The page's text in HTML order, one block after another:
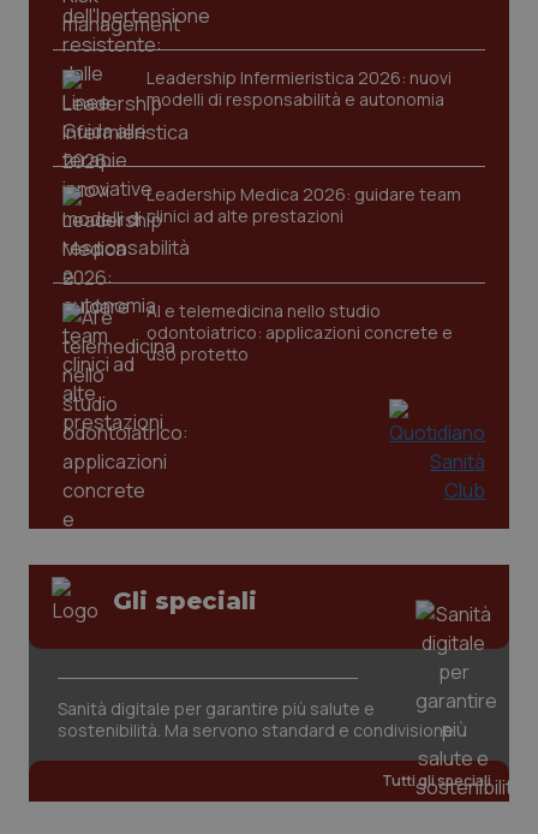
Leadership Infermieristica 2026: nuovi
modelli di responsabilità e autonomia
Leadership Medica 2026: guidare team
clinici ad alte prestazioni
AI e telemedicina nello studio
odontoiatrico: applicazioni concrete e
uso protetto
Gli speciali
Sanità digitale per garantire più salute e
sostenibilità. Ma servono standard e condivisione
Tutti gli speciali
tracking-sites-ironfish-
tracking-enable
www.quotidianosanita.it
tracking-sites-ironfish-
session-id
www.quotidianosanita.it
_ga